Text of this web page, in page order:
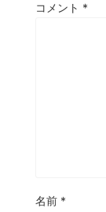
コメント *
名前 *